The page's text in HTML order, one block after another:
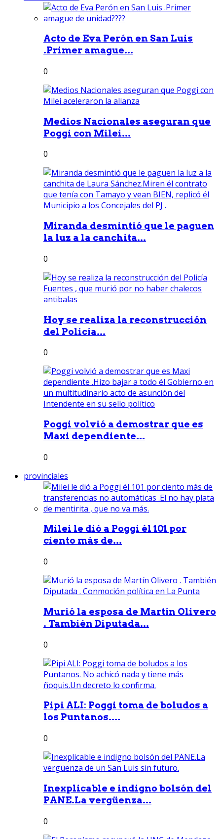
Acto de Eva Perón en San Luis
.Primer amague...
0
Medios Nacionales aseguran que
Poggi con Milei...
0
Miranda desmintió que le paguen
la luz a la canchita...
0
Hoy se realiza la reconstrucción
del Policía...
0
Poggi volvió a demostrar que es
Maxi dependiente...
0
provinciales
Milei le dió a Poggi él 101 por
ciento más de...
0
Murió la esposa de Martín Olivero
. También Diputada...
0
Pipi ALI: Poggi toma de boludos a
los Puntanos....
0
Inexplicable e indigno bolsón del
PANE.La vergüenza...
0